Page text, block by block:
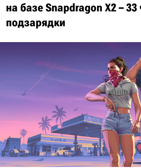
на базе Snapdragon X2 – 33
подзарядки